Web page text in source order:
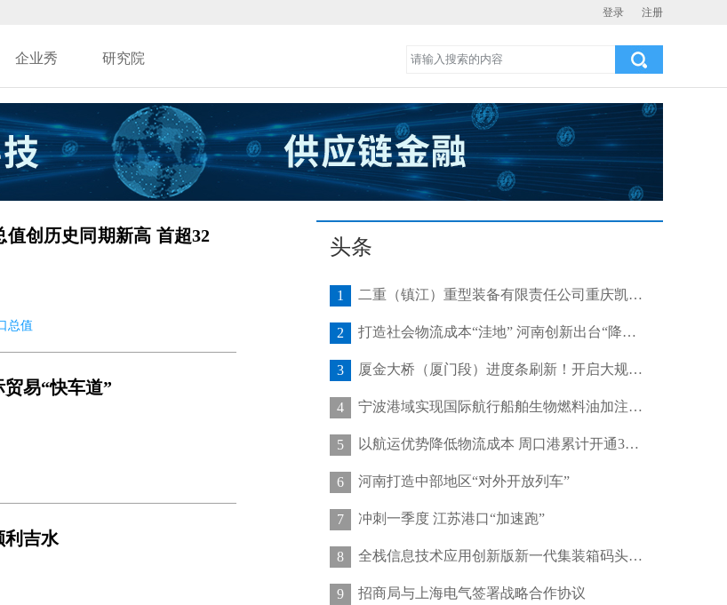
登录 注册
企业秀 研究院
创历史同期新高 首超32
总值
易“快车道”
利吉水
头条
1 二重（镇江）重型装备有限责任公司重庆凯瑞项目发运助力海上风电产业发展
2 打造社会物流成本“洼地” 河南创新出台“降本16条”
3 厦金大桥（厦门段）进度条刷新！开启大规模桥梁装配化施工新阶段
4 宁波港域实现国际航行船舶生物燃料油加注“零突破”
5 以航运优势降低物流成本 周口港累计开通32条集装箱航线
6 河南打造中部地区“对外开放列车”
7 冲刺一季度 江苏港口“加速跑”
8 全栈信息技术应用创新版新一代集装箱码头管控系统在天津港上线运行
9 招商局与上海电气签署战略合作协议